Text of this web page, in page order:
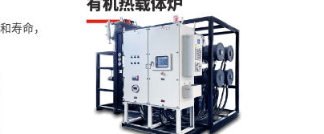
寿命，